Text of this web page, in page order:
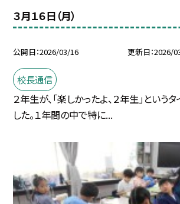
３月１６日（月）
公開日 2026/03/16 更新日 2026/
校長通信
２年生が、「楽しかったよ、２年生」という
した。１年間の中で特に...